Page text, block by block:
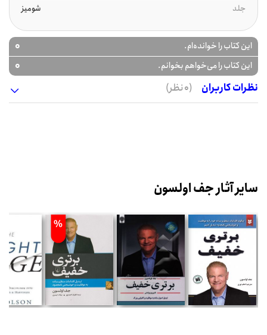
جلد
شومیز
این کتاب را خوانده‌ام. 0
این کتاب را می‌خواهم بخوانم.
0
نظرات کاربران
(0 نظر)
سایر آثار جف اولسون
%